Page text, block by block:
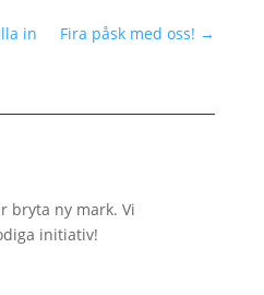
in Fira påsk med oss! →
bryta ny mark. Vi
initiativ!